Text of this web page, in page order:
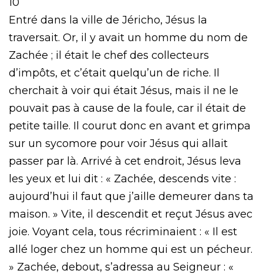
Entré dans la ville de Jéricho, Jésus la
traversait. Or, il y avait un homme du nom de
Zachée ; il était le chef des collecteurs
d’impôts, et c’était quelqu’un de riche. Il
cherchait à voir qui était Jésus, mais il ne le
pouvait pas à cause de la foule, car il était de
petite taille. Il courut donc en avant et grimpa
sur un sycomore pour voir Jésus qui allait
passer par là. Arrivé à cet endroit, Jésus leva
les yeux et lui dit : « Zachée, descends vite :
aujourd’hui il faut que j’aille demeurer dans ta
maison. » Vite, il descendit et reçut Jésus avec
joie. Voyant cela, tous récriminaient : « Il est
allé loger chez un homme qui est un pécheur.
» Zachée, debout, s’adressa au Seigneur : «